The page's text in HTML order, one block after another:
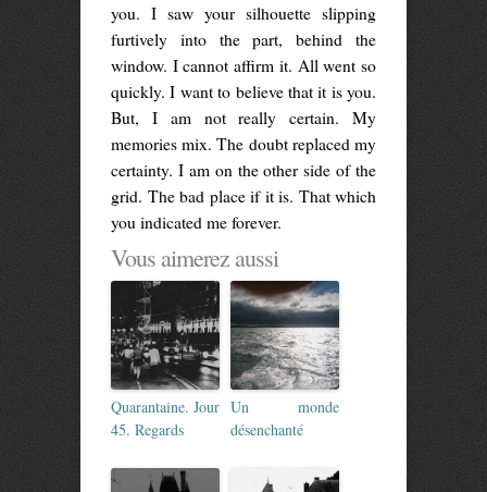
you. I saw your silhouette slipping
furtively into the part, behind the
window. I cannot affirm it. All went so
quickly. I want to believe that it is you.
But, I am not really certain. My
memories mix. The doubt replaced my
certainty. I am on the other side of the
grid. The bad place if it is. That which
you indicated me forever.
Vous aimerez aussi
Quarantaine. Jour
45. Regards
Un monde
désenchanté